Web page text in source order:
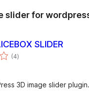
slider for
SLIDER
(4個
の)
3D image slider